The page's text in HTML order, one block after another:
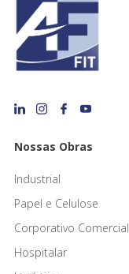
Nossas Obras
Industrial
Papel e Celulose
Corporativo Comercial
Hospitalar